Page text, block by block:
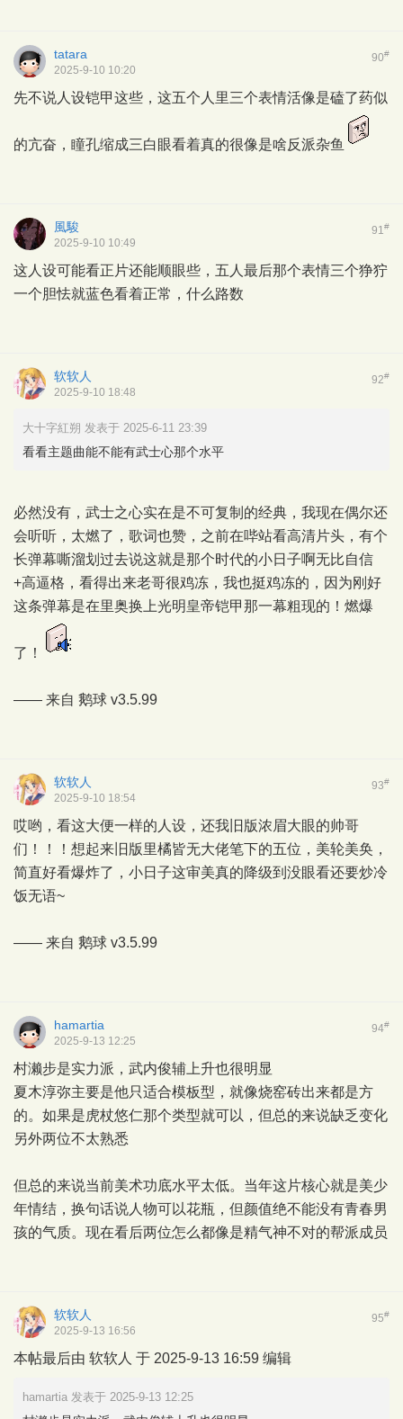
90#
tatara
2025-9-10 10:20
先不说人设铠甲这些，这五个人里三个表情活像是磕了药似
的亢奋，瞳孔缩成三白眼看着真的很像是啥反派杂鱼
91#
風駿
2025-9-10 10:49
这人设可能看正片还能顺眼些，五人最后那个表情三个狰狞
一个胆怯就蓝色看着正常，什么路数
92#
软软人
2025-9-10 18:48
大十字紅朔 发表于 2025-6-11 23:39
看看主题曲能不能有武士心那个水平
必然没有，武士之心实在是不可复制的经典，我现在偶尔还
会听听，太燃了，歌词也赞，之前在哔站看高清片头，有个
长弹幕嘶溜划过去说这就是那个时代的小日子啊无比自信
+高逼格，看得出来老哥很鸡冻，我也挺鸡冻的，因为刚好
这条弹幕是在里奥换上光明皇帝铠甲那一幕粗现的！燃爆
了！
—— 来自 鹅球 v3.5.99
93#
软软人
2025-9-10 18:54
哎哟，看这大便一样的人设，还我旧版浓眉大眼的帅哥
们！！！想起来旧版里橘皆无大佬笔下的五位，美轮美奂，
简直好看爆炸了，小日子这审美真的降级到没眼看还要炒冷
饭无语~
—— 来自 鹅球 v3.5.99
94#
hamartia
2025-9-13 12:25
村濑步是实力派，武内俊辅上升也很明显
夏木淳弥主要是他只适合模板型，就像烧窑砖出来都是方
的。如果是虎杖悠仁那个类型就可以，但总的来说缺乏变化
另外两位不太熟悉
但总的来说当前美术功底水平太低。当年这片核心就是美少
年情结，换句话说人物可以花瓶，但颜值绝不能没有青春男
孩的气质。现在看后两位怎么都像是精气神不对的帮派成员
95#
软软人
2025-9-13 16:56
本帖最后由 软软人 于 2025-9-13 16:59 编辑
hamartia 发表于 2025-9-13 12:25